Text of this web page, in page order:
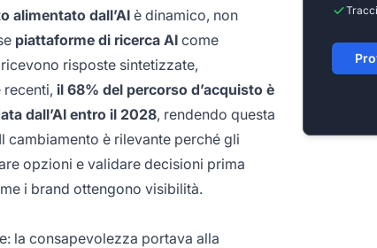
alimentato dall’AIè dinamico, non
piattaforme di ricerca AI come
risposte sintetizzate,
il 68% del percorso d’acquisto è
dall’AI entro il 2028, rendendo questa
è rilevante perché gli
opzioni e validare decisioni prima
i brand ottengono visibilità.
la consapevolezza portava alla